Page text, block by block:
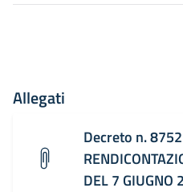
Allegati
Decreto n.
DEL 7